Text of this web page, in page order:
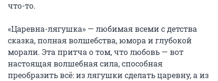
что-то.
«Царевна-лягушка» — любимая всеми с детства
сказка, полная волшебства, юмора и глубокой
морали. Эта притча о том, что любовь — вот
настоящая волшебная сила, способная
преобразить всё: из лягушки сделать царевну, а из